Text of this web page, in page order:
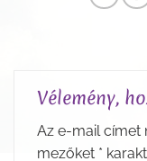
Vélemény,
Az e-mail címet
mezőket *